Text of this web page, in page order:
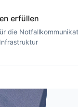
erfüllen
die